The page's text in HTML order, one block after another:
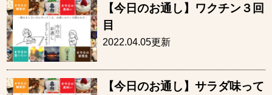
【今日のお通し】ワクチン３回
目
2022.04.05更新
【今日のお通し】サラダ味って